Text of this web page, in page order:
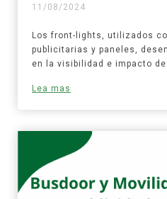
11/08/2024
Los front-lights, utilizados
publicitarias y paneles,
en la visibilidad e impacto
Lea mas